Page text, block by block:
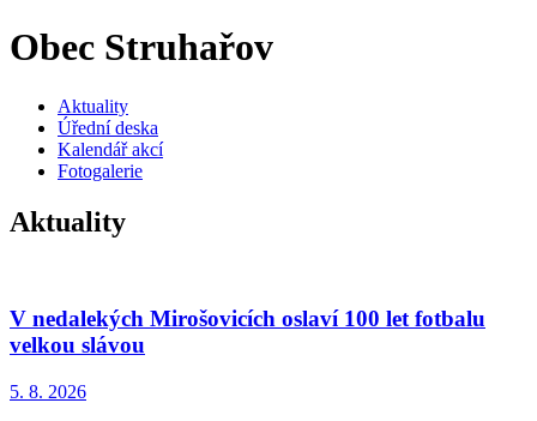
Obec Struhařov
Aktuality
Úřední deska
Kalendář akcí
Fotogalerie
Aktuality
V nedalekých Mirošovicích oslaví 100 let fotbalu
velkou slávou
5. 8. 2026